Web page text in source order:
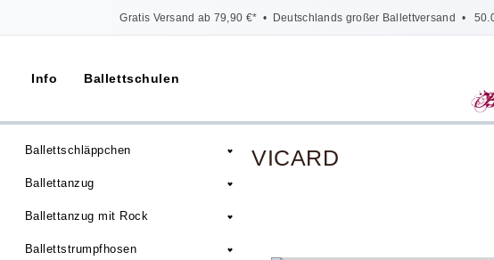
Gratis Versand ab 79,90 €* • Deutschlands großer Ballettversand •
Info Ballettschulen
Ballettschläppchen
Ballettanzug
Ballettanzug mit Rock
Ballettstrumpfhosen
VICARD